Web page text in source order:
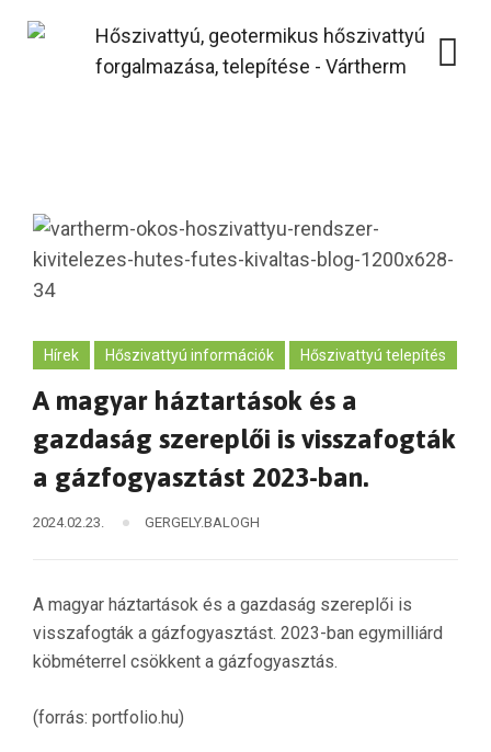
Hírek Hőszivattyú információk Hőszivattyú telepítés
A magyar háztartások és a
gazdaság szereplői is visszafogták
a gázfogyasztást 2023-ban.
2024.02.23. GERGELY.BALOGH
A magyar háztartások és a gazdaság szereplői is
visszafogták a gázfogyasztást. 2023-ban egymilliárd
köbméterrel csökkent a gázfogyasztás.
(forrás: portfolio.hu)